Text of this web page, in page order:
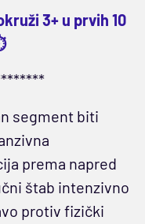
3+ u prvih 10
segment biti
prema napred
štab intenzivno
protiv fizički